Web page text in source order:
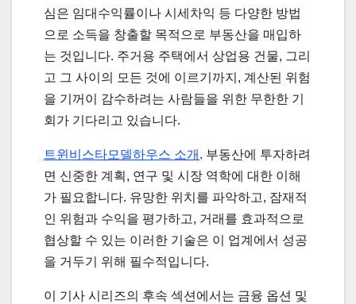
심은 임대수익률이나 시세차익 등 다양한 방법
으로 소득을 창출할 목적으로 부동산을 매입하
는 것입니다. 주거용 주택에서 상업용 건물, 그리
고 그 사이의 모든 것에 이르기까지, 계산된 위험
을 기꺼이 감수하려는 사람들을 위한 무한한 기
회가 기다리고 있습니다.
트윈비스타모델하우스 소개 . 부동산에 투자하려
면 신중한 계획, 연구 및 시장 역학에 대한 이해
가 필요합니다. 유망한 위치를 파악하고, 잠재적
인 위험과 수익을 평가하고, 거래를 효과적으로
협상할 수 있는 이러한 기술은 이 업계에서 성공
을 거두기 위해 필수적입니다.
이 기사 시리즈의 후속 섹션에서는 금융 옵션 및